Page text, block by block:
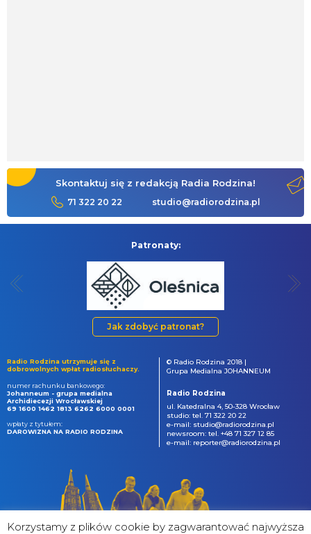
Skontaktuj się z redakcją Radia Rodzina!
71 322 20 22 studio@radiorodzina.pl
Patronaty:
Jak zdobyć patronat?
Radio Rodzina utrzymuje się z
dobrowolnych wpłat radiosłuchaczy.
numer rachunku bankowego:
Johanneum - grupa medialna
Archidiecezji Wrocławskiej
69 1600 1462 1813 6262 6000 0001
wpłaty z tytułem:
DAROWIZNA NA RADIO RODZINA
© Radio Rodzina 2018 |
Grupa Medialna JOHANNEUM
Radio Rodzina
ul. Katedralna 4, 50-328 Wrocław
studio: tel. 71 322 20 22
e-mail: studio@radiorodzina.pl
newsroom: tel. +48 71 327 12 85
e-mail: reporter@radiorodzina.pl
Korzystamy z plików cookie by zagwarantować najwyższa